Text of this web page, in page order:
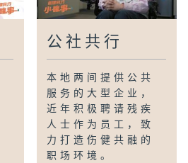
公社共行
本地两间提供公共
服务的大型企业，
近年积极聘请残疾
人士作为员工，致
力打造伤健共融的
职场环境。